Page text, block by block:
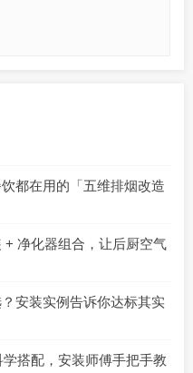
都在用的「五维排烟改造
净化器组合，让后厨空气
安装实例告诉你达标其实
搭配，安装师傅手把手教